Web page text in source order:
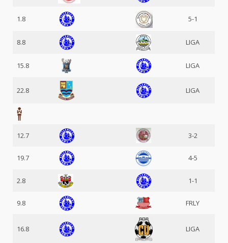
1.8 5-1
8.8 LIGA
15.8 LIGA
22.8 LIGA
12.7 3-2
19.7 4-5
2.8 1-1
9.8 FRLY
16.8 LIGA